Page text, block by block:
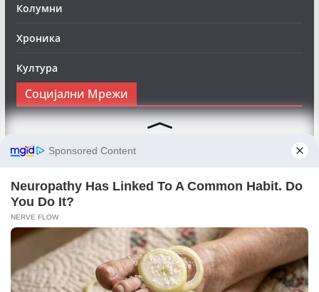
Колумни
Хроника
Култура
Социјални Мрежи
Следете нè на Фејсбук за да сте во тек со најновите